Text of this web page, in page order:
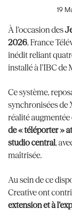
19
À l’occasion des
2026, France
inédit reliant
installé à l’IBC de
Ce système,
synchronisées de
réalité
de « téléporter »
studio central,
maîtrisée.
Au sein de ce
Creative ont
extension et à